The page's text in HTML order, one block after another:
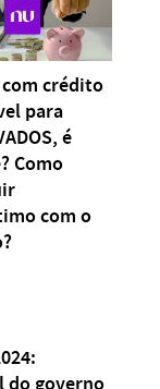
crédito
para
é
Como
com o
do governo